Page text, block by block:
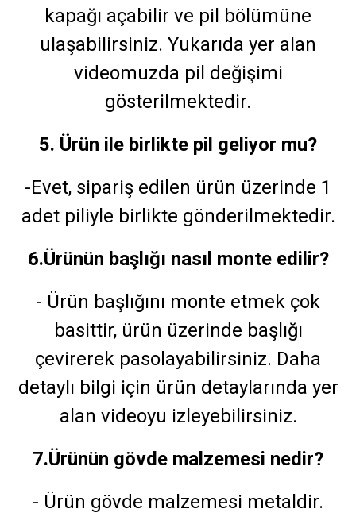
kapağı açabilir ve pil bölümüne
ulaşabilirsiniz. Yukarıda yer alan
videomuzda pil değişimi
gösterilmektedir.
5. Ürün ile birlikte pil geliyor mu?
-Evet, sipariş edilen ürün üzerinde 1
adet piliyle birlikte gönderilmektedir.
6.Ürünün başlığı nasıl monte edilir?
- Ürün başlığını monte etmek çok
basittir, ürün üzerinde başlığı
çevirerek pasolayabilirsiniz. Daha
detaylı bilgi için ürün detaylarında yer
alan videoyu izleyebilirsiniz.
7.Ürünün gövde malzemesi nedir?
- Ürün gövde malzemesi metaldir.